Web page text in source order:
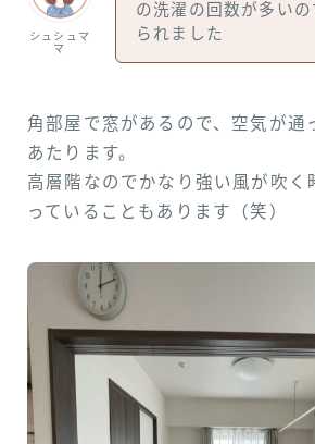
シュシュマ
マ
の洗濯の回数が多い
られました
角部屋で窓があるので、空気が通
あたります。
高層階なのでかなり強い風が吹く
っていることもあります（笑）